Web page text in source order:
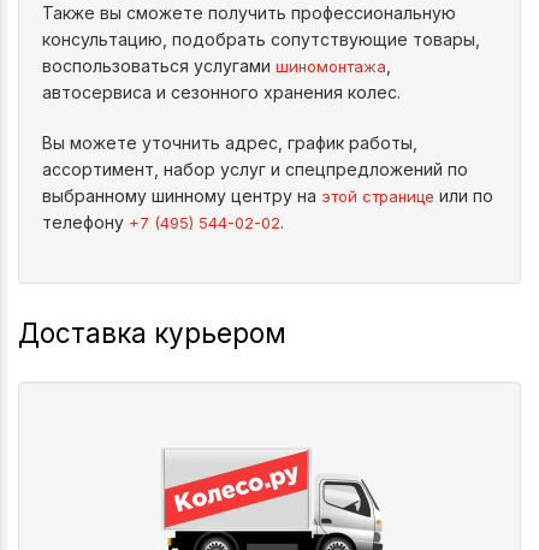
Также вы сможете получить профессиональную
консультацию, подобрать сопутствующие товары,
воспользоваться услугами шиномонтажа
автосервиса и сезонного хранения колес.
Вы можете уточнить адрес, график работы,
ассортимент, набор услуг и спецпредложений по
выбранному шинному центру на этой странице или по
телефону +7 (495) 544-02-02.
Доставка курьером